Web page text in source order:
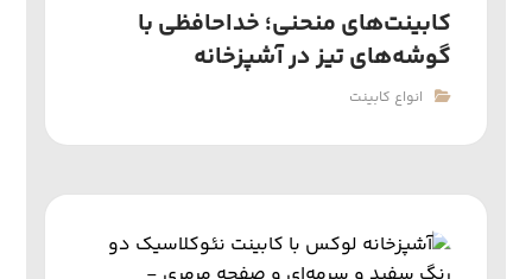
کابینت‌های منحنی؛ خداحافظی با
گوشه‌های تیز در آشپزخانه
انواع کابینت